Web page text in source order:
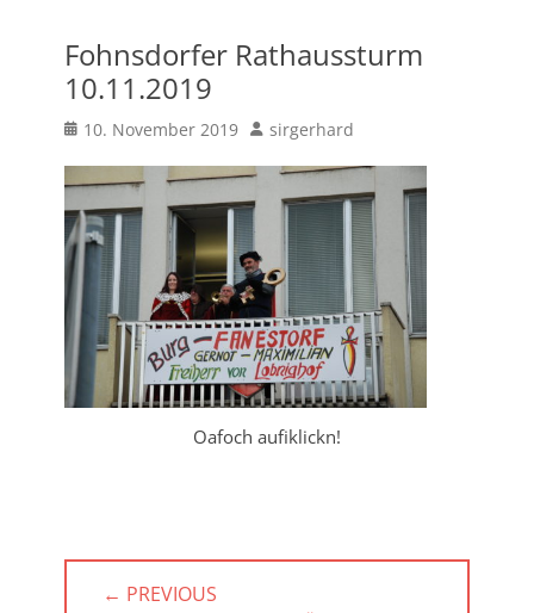
Fohnsdorfer Rathaussturm
10.11.2019
Posted
10. November 2019 Author
sirgerhard
Oafoch aufiklickn!
Beitragsnavigation
← PREVIOUS